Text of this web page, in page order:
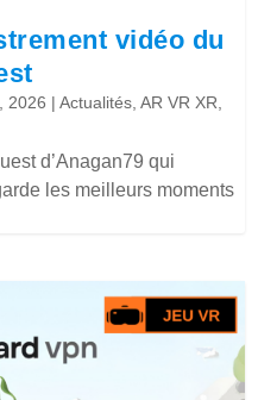
vidéo du
2026 |Actualités ,AR VR XR
d’Anagan79 qui
les meilleurs moments